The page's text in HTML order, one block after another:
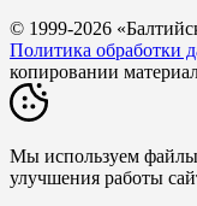
© 1999-2026
Политика обработки
копировании
Мы используем
улучшения работы